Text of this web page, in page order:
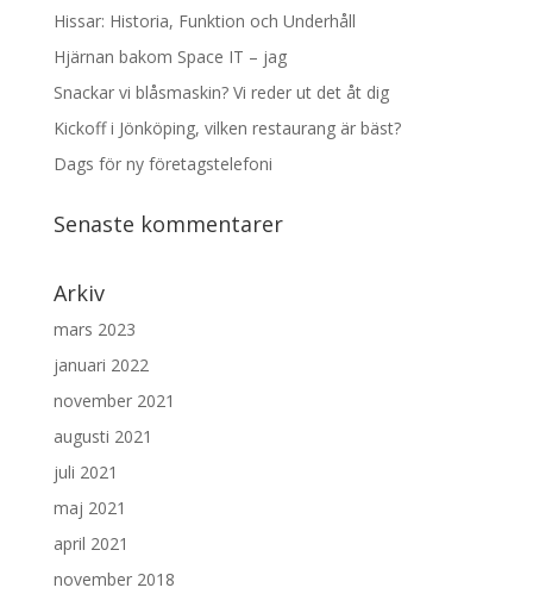
Hissar: Historia, Funktion och Underhåll
Hjärnan bakom Space IT – jag
Snackar vi blåsmaskin? Vi reder ut det åt dig
Kickoff i Jönköping, vilken restaurang är bäst?
Dags för ny företagstelefoni
Senaste kommentarer
Arkiv
mars 2023
januari 2022
november 2021
augusti 2021
juli 2021
maj 2021
april 2021
november 2018